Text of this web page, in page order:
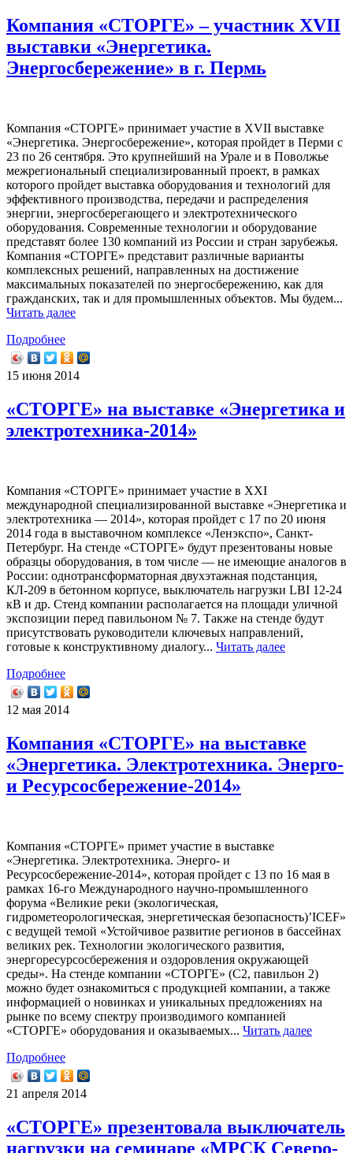
Компания «СТОРГЕ» – участник XVII
выставки «Энергетика.
Энергосбережение» в г. Пермь
Компания «СТОРГЕ» принимает участие в XVII выставке
«Энергетика. Энергосбережение», которая пройдет в Перми с
23 по 26 сентября. Это крупнейший на Урале и в Поволжье
межрегиональный специализированный проект, в рамках
которого пройдет выставка оборудования и технологий для
эффективного производства, передачи и распределения
энергии, энергосберегающего и электротехнического
оборудования. Современные технологии и оборудование
представят более 130 компаний из России и стран зарубежья.
Компания «СТОРГЕ» представит различные варианты
комплексных решений, направленных на достижение
максимальных показателей по энергосбережению, как для
гражданских, так и для промышленных объектов. Мы будем...
Читать далее
Подробнее
15 июня 2014
«СТОРГЕ» на выставке «Энергетика и
электротехника-2014»
Компания «СТОРГЕ» принимает участие в XXI
международной специализированной выставке «Энергетика и
электротехника — 2014», которая пройдет с 17 по 20 июня
2014 года в выставочном комплексе «Ленэкспо», Санкт-
Петербург. На стенде «СТОРГЕ» будут презентованы новые
образцы оборудования, в том числе — не имеющие аналогов в
России: однотрансформаторная двухэтажная подстанция,
КЛ-209 в бетонном корпусе, выключатель нагрузки LBI 12-24
кВ и др. Стенд компании располагается на площади уличной
экспозиции перед павильоном № 7. Также на стенде будут
присутствовать руководители ключевых направлений,
готовые к конструктивному диалогу... Читать далее
Подробнее
12 мая 2014
Компания «СТОРГЕ» на выставке
«Энергетика. Электротехника. Энерго-
и Ресурсосбережение-2014»
Компания «СТОРГЕ» примет участие в выставке
«Энергетика. Электротехника. Энерго- и
Ресурсосбережение-2014», которая пройдет с 13 по 16 мая в
рамках 16-го Международного научно-промышленного
форума «Великие реки (экологическая,
гидрометеорологическая, энергетическая безопасность)’ICEF»
с ведущей темой «Устойчивое развитие регионов в бассейнах
великих рек. Технологии экологического развития,
энергоресурсосбережения и оздоровления окружающей
среды». На стенде компании «СТОРГЕ» (С2, павильон 2)
можно будет ознакомиться с продукцией компании, а также
информацией о новинках и уникальных предложениях на
рынке по всему спектру производимого компанией
«СТОРГЕ» оборудования и оказываемых... Читать далее
Подробнее
21 апреля 2014
«СТОРГЕ» презентовала выключатель
нагрузки на семинаре «МРСК Северо-